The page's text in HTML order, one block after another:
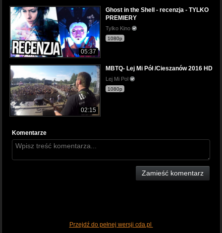
05:37
Ghost in the Shell - recenzja - TYLKO
PREMIERY
Tylko Kino
1080p
02:15
MBTQ- Lej Mi Pół /Cieszanów 2016 HD
Lej Mi Pol
1080p
Komentarze
Zamieść komentarz
Przejdź do pełnej wersji cda.pl